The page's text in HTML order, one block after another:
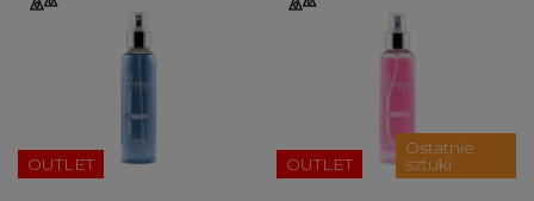
OUTLET OUTLET
Ostatnie
sztuki